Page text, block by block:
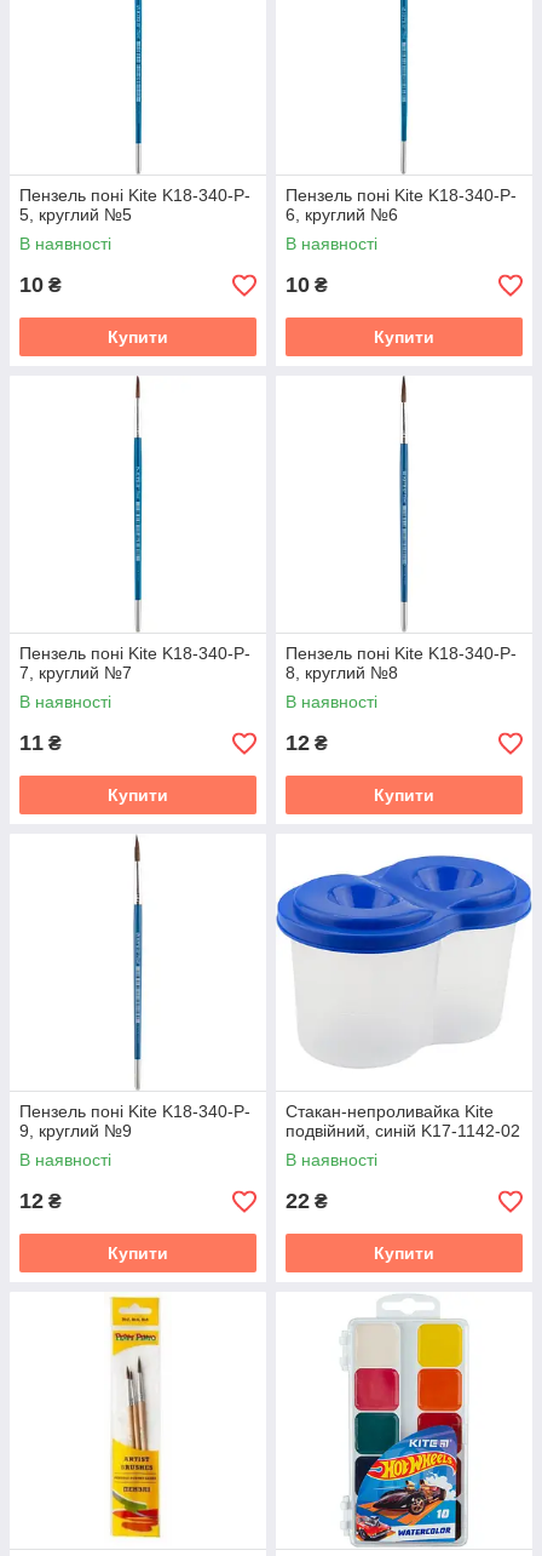
Пензель поні Kite K18-340-P-
5, круглий №5
В наявності
10 ₴
Купити
Пензель поні Kite K18-340-P-
6, круглий №6
В наявності
10 ₴
Купити
Пензель поні Kite K18-340-P-
7, круглий №7
В наявності
11 ₴
Купити
Пензель поні Kite K18-340-P-
8, круглий №8
В наявності
12 ₴
Купити
Пензель поні Kite K18-340-P-
9, круглий №9
В наявності
12 ₴
Купити
Стакан-непроливайка Kite
подвійний, синій K17-1142-02
В наявності
22 ₴
Купити